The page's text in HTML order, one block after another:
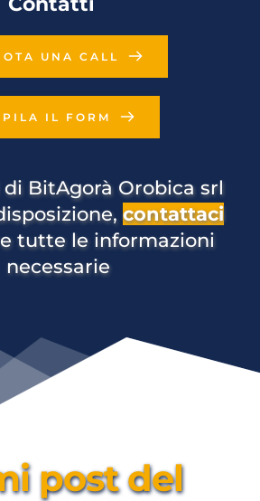
UNA CALL
IL FORM
BitAgorà Orobica srl
contattaci
tutte le informazioni
necessarie
post del